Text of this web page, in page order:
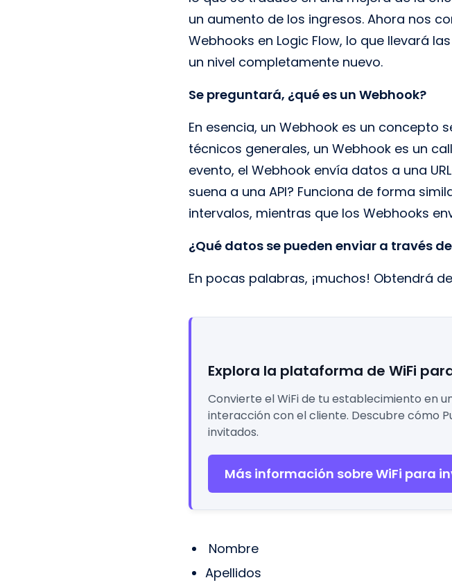
un aumento de los ingresos. Ahora nos
Webhooks en Logic Flow, lo que llevará
un nivel completamente nuevo.
Se preguntará, ¿qué es un Webhook?
En esencia, un Webhook es un concepto
técnicos generales, un Webhook es un
evento, el Webhook envía datos a una
suena a una API? Funciona de forma
intervalos, mientras que los Webhooks
¿Qué datos se pueden enviar a través
En pocas palabras, ¡muchos! Obtendrá
Explora la plataforma de WiFi
Convierte el WiFi de tu establecimiento en
interacción con el cliente. Descubre cómo
invitados.
Más información sobre WiFi para
Nombre
Apellidos